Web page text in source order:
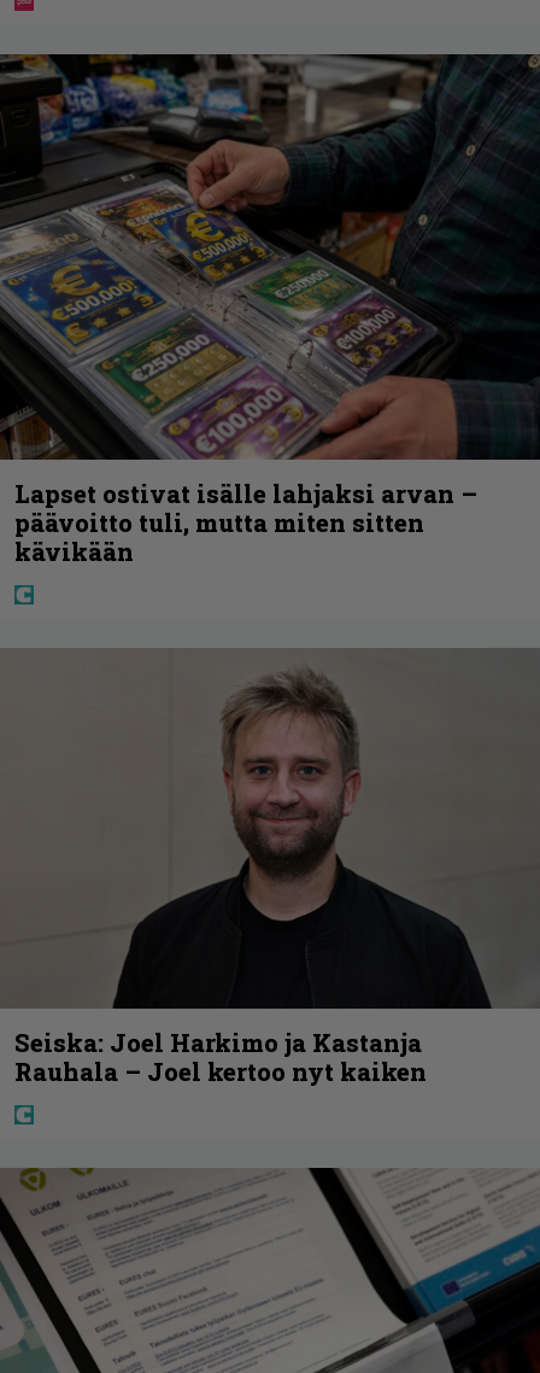
Lapset ostivat isälle lahjaksi arvan –
päävoitto tuli, mutta miten sitten
kävikään
Seiska: Joel Harkimo ja Kastanja
Rauhala – Joel kertoo nyt kaiken